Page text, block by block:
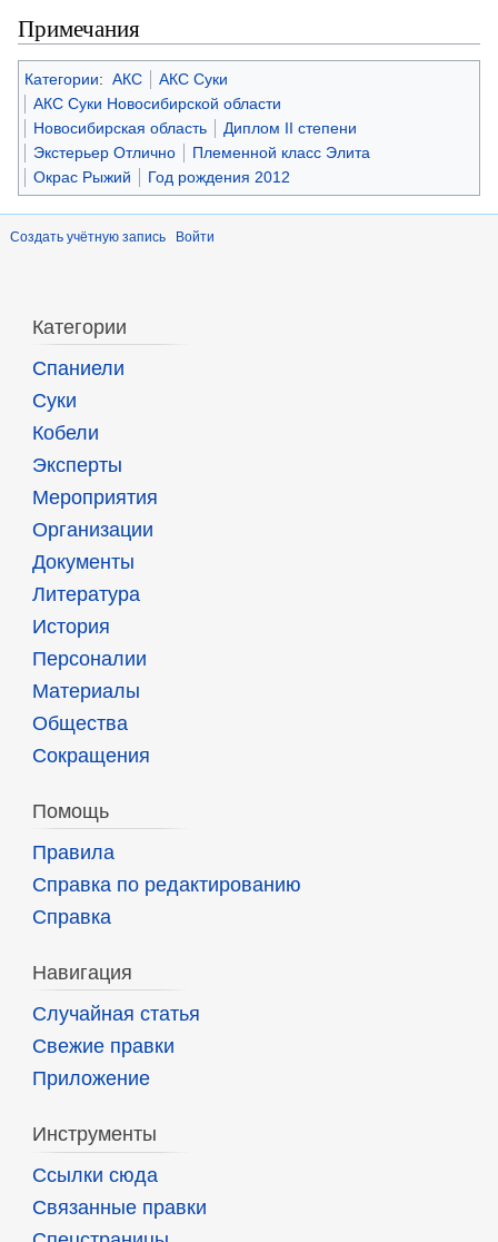
Примечания
Категории: АКС
АКС Суки
АКС Суки Новосибирской области
Новосибирская область
Диплом II степени
Экстерьер Отлично
Племенной класс Элита
Окрас Рыжий
Год рождения 2012
Создать учётную запись Войти
Категории
Спаниели
Суки
Кобели
Эксперты
Мероприятия
Организации
Документы
Литература
История
Персоналии
Материалы
Общества
Сокращения
Помощь
Правила
Справка по редактированию
Справка
Навигация
Случайная статья
Свежие правки
Приложение
Инструменты
Ссылки сюда
Связанные правки